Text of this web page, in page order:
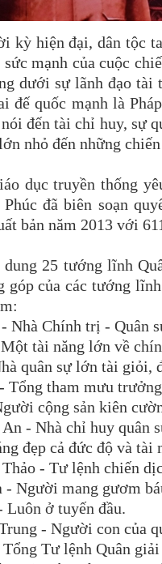
kỳ hiện đại, dân tộc
mạnh của cuộc
dưới sự lãnh đạo
đế quốc mạnh là
đến tài chỉ huy, sự
nhỏ đến những
dục truyền thống
đã biên soạn
bản năm 2013 với
25 tướng lĩnh
góp của các tướng
Nhà Chính trị - Quân
tài năng lớn về
quân sự lớn tài giỏi,
tham mưu
cộng sản kiên
- Nhà chỉ huy quân
đẹp cả đức độ và tài
- Tư lệnh chiến
Người mang gươm
Luôn ở tuyến đầu.
- Người con của
Tư lệnh Quân